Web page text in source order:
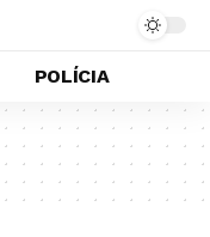
POLÍCIA